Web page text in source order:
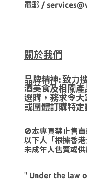
電郵 /
關於我們
品牌精神: 致力
酒美食及相關
選購，務求令
或團體訂購特定
🚫本專頁禁止售
以下人「根據香
未成年人售賣或供
" Under the law